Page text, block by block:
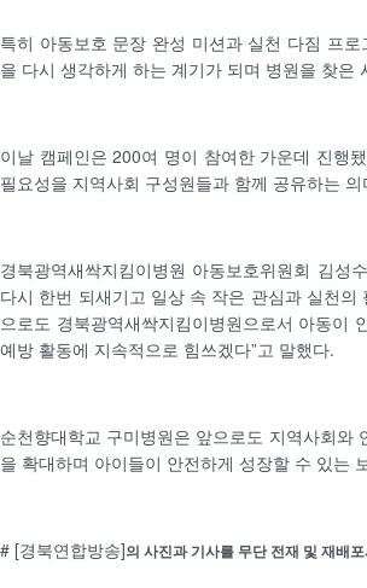
특히 아동보호 문장 완성 미션과 실천 다짐 프
을 다시 생각하게 하는 계기가 되며 병원을 찾은
이날 캠페인은 200여 명이 참여한 가운데 진행
필요성을 지역사회 구성원들과 함께 공유하는
경북광역새싹지킴이병원 아동보호위원회 김성
다시 한번 되새기고 일상 속 작은 관심과 실천
으로도 경북광역새싹지킴이병원으로서 아동이
예방 활동에 지속적으로 힘쓰겠다”고 말했다.
순천향대학교 구미병원은 앞으로도 지역사회
을 확대하며 아이들이 안전하게 성장할 수 있는
# [경북연합방송]의 사진과 기사를 무단 전재 및 재배